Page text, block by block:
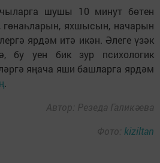
шушы 10 минут бөтен
гөнаһларын, яхшысын, начарын
ярдәм итә икән. Әлеге үзәк
бу уен бик зур психологик
яңача яши башларга ярдәм
.
Автор: Резеда Галикәева
Фото: kiziltan